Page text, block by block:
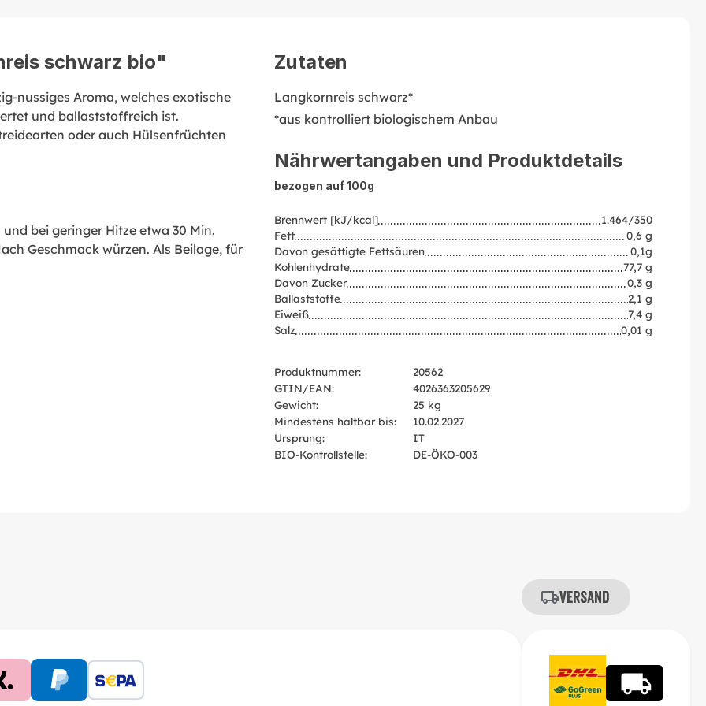
schwarz bio"
nussiges Aroma, welches exotische
und ballaststoffreich ist.
oder auch Hülsenfrüchten
und bei geringer Hitze etwa 30 Min.
Geschmack würzen. Als Beilage, für
Zutaten
Langkornreis schwarz*
*aus kontrolliert biologischem Anbau
Nährwertangaben und Produktdetails
bezogen auf 100g
Brennwert [kJ/kcal]
1.464/350
Fett
0,6 g
Davon gesättigte Fettsäuren
0,1g
Kohlenhydrate
77,7 g
Davon Zucker
0,3 g
Ballaststoffe
2,1 g
Eiweiß
7,4 g
Salz
0,01 g
Produktnummer:
20562
GTIN/EAN:
4026363205629
Gewicht:
25 kg
Mindestens haltbar bis:
10.02.2027
Ursprung:
IT
BIO-Kontrollstelle:
DE-ÖKO-003
Versand